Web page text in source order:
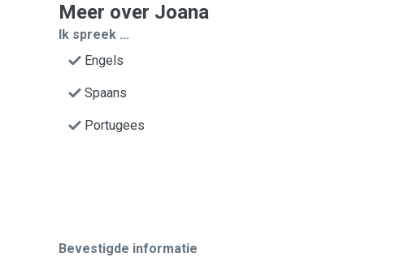
Meer over Joana
Ik spreek ...
Engels
Spaans
Portugees
Bevestigde informatie